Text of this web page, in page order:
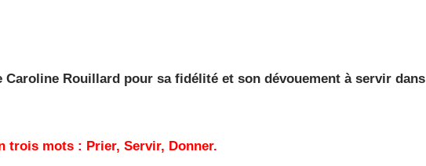
Caroline Rouillard pour sa fidélité et son dévouement à servir dans
trois mots : Prier, Servir, Donner.